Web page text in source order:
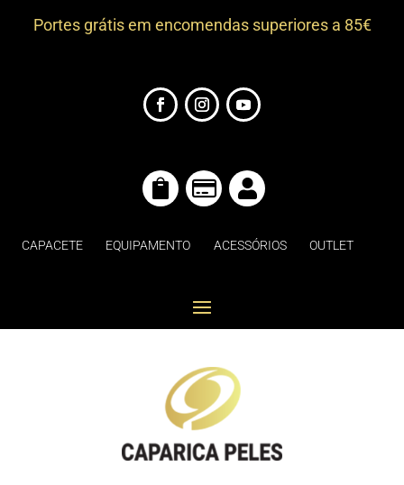
Portes grátis em encomendas superiores a 85€
  
CAPACETE EQUIPAMENTO ACESSÓRIOS OUTLET